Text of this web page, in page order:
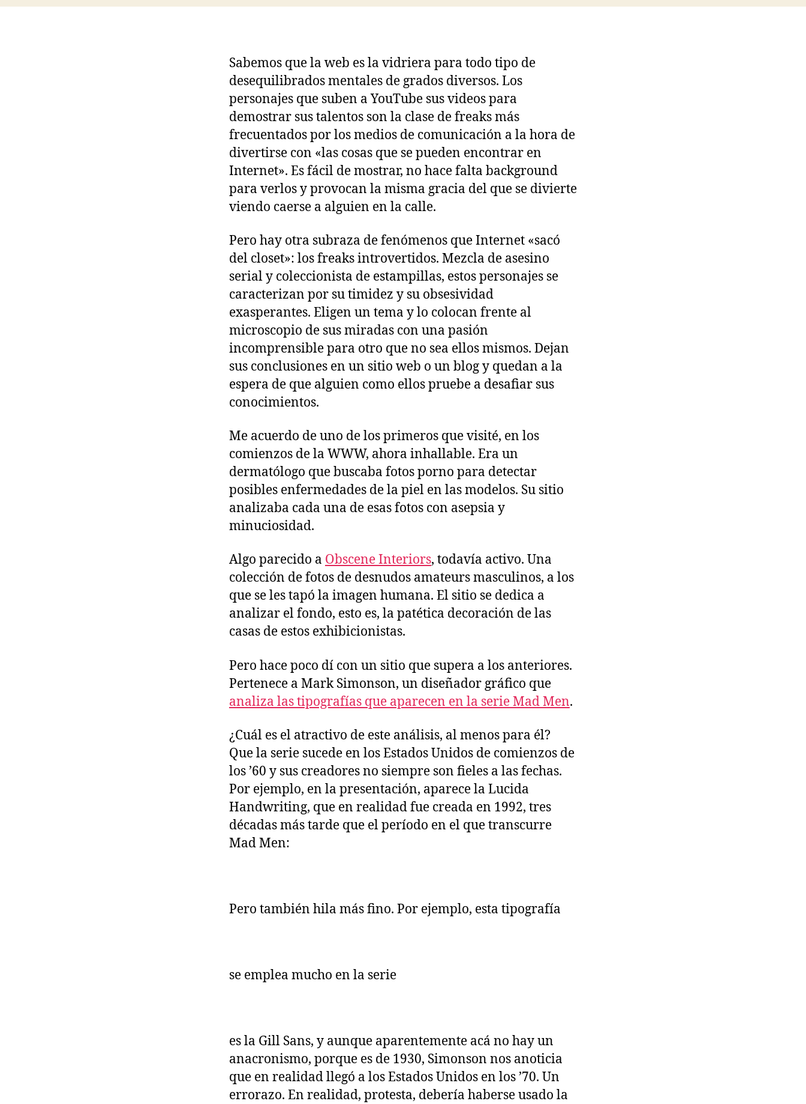
Sabemos que la web es la vidriera para todo tipo de
desequilibrados mentales de grados diversos. Los
personajes que suben a YouTube sus videos para
demostrar sus talentos son la clase de freaks más
frecuentados por los medios de comunicación a la hora de
divertirse con «las cosas que se pueden encontrar en
Internet». Es fácil de mostrar, no hace falta background
para verlos y provocan la misma gracia del que se divierte
viendo caerse a alguien en la calle.
Pero hay otra subraza de fenómenos que Internet «sacó
del closet»: los freaks introvertidos. Mezcla de asesino
serial y coleccionista de estampillas, estos personajes se
caracterizan por su timidez y su obsesividad
exasperantes. Eligen un tema y lo colocan frente al
microscopio de sus miradas con una pasión
incomprensible para otro que no sea ellos mismos. Dejan
sus conclusiones en un sitio web o un blog y quedan a la
espera de que alguien como ellos pruebe a desafiar sus
conocimientos.
Me acuerdo de uno de los primeros que visité, en los
comienzos de la WWW, ahora inhallable. Era un
dermatólogo que buscaba fotos porno para detectar
posibles enfermedades de la piel en las modelos. Su sitio
analizaba cada una de esas fotos con asepsia y
minuciosidad.
Algo parecido a Obscene Interiors, todavía activo. Una
colección de fotos de desnudos amateurs masculinos, a los
que se les tapó la imagen humana. El sitio se dedica a
analizar el fondo, esto es, la patética decoración de las
casas de estos exhibicionistas.
Pero hace poco dí con un sitio que supera a los anteriores.
Pertenece a Mark Simonson, un diseñador gráfico que
analiza las tipografías que aparecen en la serie Mad Men.
¿Cuál es el atractivo de este análisis, al menos para él?
Que la serie sucede en los Estados Unidos de comienzos de
los ’60 y sus creadores no siempre son fieles a las fechas.
Por ejemplo, en la presentación, aparece la Lucida
Handwriting, que en realidad fue creada en 1992, tres
décadas más tarde que el período en el que transcurre
Mad Men:
Pero también hila más fino. Por ejemplo, esta tipografía
se emplea mucho en la serie
es la Gill Sans, y aunque aparentemente acá no hay un
anacronismo, porque es de 1930, Simonson nos anoticia
que en realidad llegó a los Estados Unidos en los ’70. Un
errorazo. En realidad, protesta, debería haberse usado la